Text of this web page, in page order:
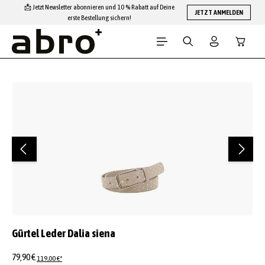
Zum Hauptinhalt springen
📩 Jetzt Newsletter abonnieren und 10 % Rabatt auf Deine
erste Bestellung sichern!
JETZT ANMELDEN
Gürtel Leder Dalia siena
79,90 € 119,00 €*